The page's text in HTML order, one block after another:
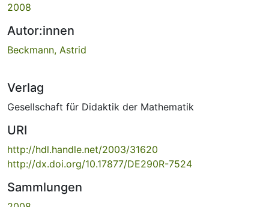
2008
Autor:innen
Beckmann, Astrid
Verlag
Gesellschaft für Didaktik der Mathematik
URI
http://hdl.handle.net/2003/31620
http://dx.doi.org/10.17877/DE290R-7524
Sammlungen